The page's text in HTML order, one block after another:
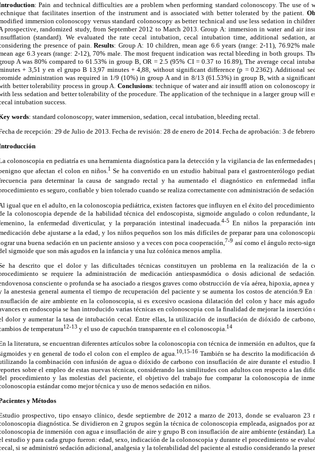
: Pain and technical difficulties are a problem when performing standard colonoscopy. The use of
that facilitates insertion of the instrument and is associated with better tolerated by the patient.
immersion colonoscopy versus standard colonoscopy as better technical and use less sedation in
prospective, randomized study, from September 2012 to March 2013. Group A: immersion in water and air
(standard). We evaluated the rate cecal intubation, cecal intubation time, additional sedation,
the presence of pain.Results: Group A: 10 children, mean age 6.6 years (range: 2-11), 76.92%
age 6.3 years (range: 2-12), 70% male. The most frequent indication was rectal bleeding in both groups.
A was 80% compared to 61.53% in group B, OR = 2.5 (95% CI = 0.37 to 16.89), The average cecal
+ 3,51 y en el grupo B 13,97 minutes + 4,88, without significant difference (p = 0.2362). Additional
administration was required in 1/9 (10%) in group A and in 8/13 (61.53%) in group B, with a
better tolerability process in group A. Conclusions: technique of water and air insuffl ation on colonoscopy
less sedation and better tolerability of the procedure. The application of the technique in a larger group will
intubation success.
words: standard colonoscopy, water immersion, sedation, cecal intubation, bleeding rectal.
de recepción: 29 de Julio de 2013. Fecha de revisión: 28 de enero de 2014. Fecha de aprobación: 3 de
colonoscopia en pediatría es una herramienta diagnóstica para la detección y la vigilancia de las
que afectan el colon en niños. 1 Se ha convertido en un estudio habitual para el gastroenterólogo
para determinar la causa de sangrado rectal y ha aumentado el diagnóstico en enfermedad
es seguro, confiable y bien tolerado cuando se realiza correctamente con administración de
igual que en el adulto, en la colonoscopia pediátrica, existen factores que influyen en el éxito del
la colonoscopia depende de la habilidad técnica del endoscopista, sigmoide angulado o colon redundante,
la enfermedad diverticular, y la preparación intestinal inadecuada. 4-5 En niños la preparación
debe ajustarse a la edad, y los niños pequeños son los más difíciles de preparar para una
una buena sedación en un paciente ansioso y a veces con poca cooperación, 7-9 así como el ángulo recto-
sigmoide que son más agudos en la infancia y una luz colónica menos amplia.
ha descrito que el dolor y las dificultades técnicas constituyen un problema en la realización de la
se requiere la administración de medicación antiespasmódica o dosis adicional de
consciente o profunda se ha asociado a riesgos graves como obstrucción de vía aérea, hipoxia, apnea
la anestesia general aumenta el tiempo de recuperación del paciente y se aumenta los costos de atención.9
de aire ambiente en la colonoscopia, si es excesivo ocasiona dilatación del colon y hace más
en endoscopia se han introducido varias técnicas en colonoscopia con la finalidad de mejorar la
dolor y aumentar la tasa de intubación cecal. Entre ellas, la utilización de insuflación de dióxido de carbono,
de temperatura12-13 y el uso de capuchón transparente en el colonoscopia.14
la literatura, se encuentran diferentes artículos sobre la colonoscopia con técnica de inmersión en adultos, que
y en general de todo el colon con el empleo de agua. 10,15-16También se ha descrito la modificación
la combinación con infusión de agua o dióxido de carbono con insuflación de aire durante el estudio.
sobre el empleo de estas nuevas técnicas, considerando las similitudes con adultos con respecto a las
procedimiento y las molestias del paciente, el objetivo del trabajo fue comparar la colonoscopia de
estándar como mejor técnica y uso de menos sedación en niños.
y Métodos
prospectivo, tipo ensayo clínico, desde septiembre de 2012 a marzo de 2013, donde se evaluaron
diagnóstica. Se dividieron en 2 grupos según la técnica de colonoscopia empleada, asignados por
de inmersión con agua e insuflación de aire y grupo B con insuflación de aire ambiente (estándar).
estudio y para cada grupo fueron: edad, sexo, indicación de la colonoscopia y durante el procedimiento se
si se administró sedación adicional, analgesia y la tolerabilidad del paciente al estudio considerando la